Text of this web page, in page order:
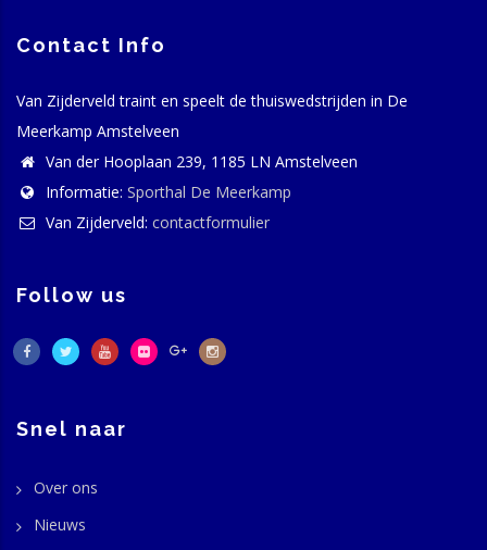
Contact Info
Van Zijderveld traint en speelt de thuiswedstrijden in De
Meerkamp Amstelveen
Van der Hooplaan 239, 1185 LN Amstelveen
Informatie: Sporthal De Meerkamp
Van Zijderveld: contactformulier
Follow us
Snel naar
Over ons
Nieuws